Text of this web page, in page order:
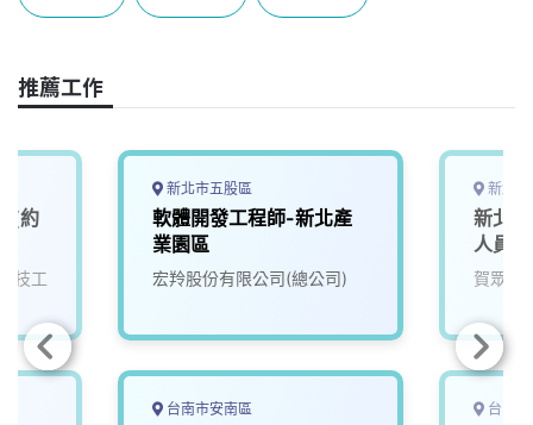
b
o
k
a
e
n
L
k
推薦工作
(約
技工
新北市五股區
軟體開發工程師-新北產
業園區
宏羚股份有限公司(總公司)
台南市安南區
新北
新北
人員
賀眾企
台中